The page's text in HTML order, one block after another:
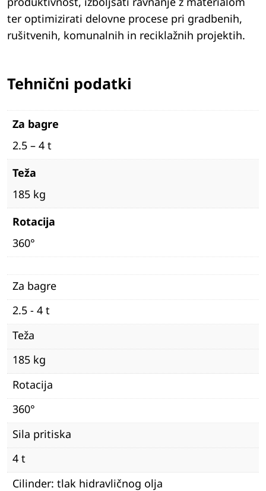
ter optimizirati delovne procese pri gradbenih,
rušitvenih, komunalnih in reciklažnih projektih.
Tehnični podatki
Za bagre
2.5 – 4 t
Teža
185 kg
Rotacija
360°
Za bagre
2.5 - 4 t
Teža
185 kg
Rotacija
360°
Sila pritiska
4 t
Cilinder: tlak hidravličnog olja